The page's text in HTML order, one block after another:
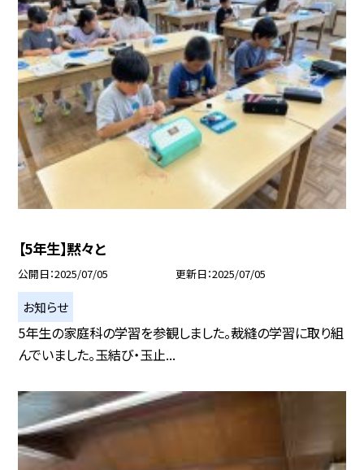
【5年生】黙々と
公開日 2025/07/05 更新日 2025/07/05
お知らせ
5年生の家庭科の学習を参観しました。裁縫の学習に取り組
んでいました。玉結び・玉止...